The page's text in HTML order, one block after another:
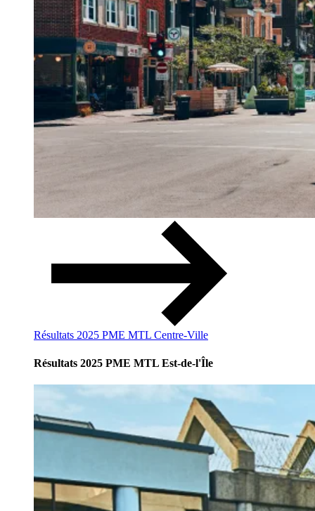
Résultats 2025 PME MTL Centre-Ville
Résultats 2025 PME MTL Est-de-l'Île